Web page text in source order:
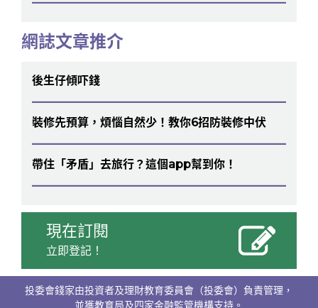
網誌文章推介
後生仔傾吓錢
裝修先預算，煩惱自然少！教你6招防裝修中伏
帶住「矛盾」去旅行？這個app幫到你！
現在訂閱
立即登記！
投委會錢家由投資者及理財教育委員會（投委會）負責管理，
並獲教育局及四家金融監管機構支持。